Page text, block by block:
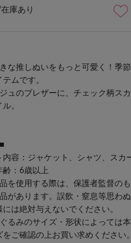
在庫あり
な推しぬいをもっと可愛く！季
テムです。
ュのブレザーに、チェック柄ス
。
内容：ジャケット、シャツ、スカ
齢：6歳以上
を使用する際は、保護者監督の
があります。誤飲・窒息等思わ
には絶対与えないでください。
るみのサイズ・形状によっては
をご確認の上お買い求めください。